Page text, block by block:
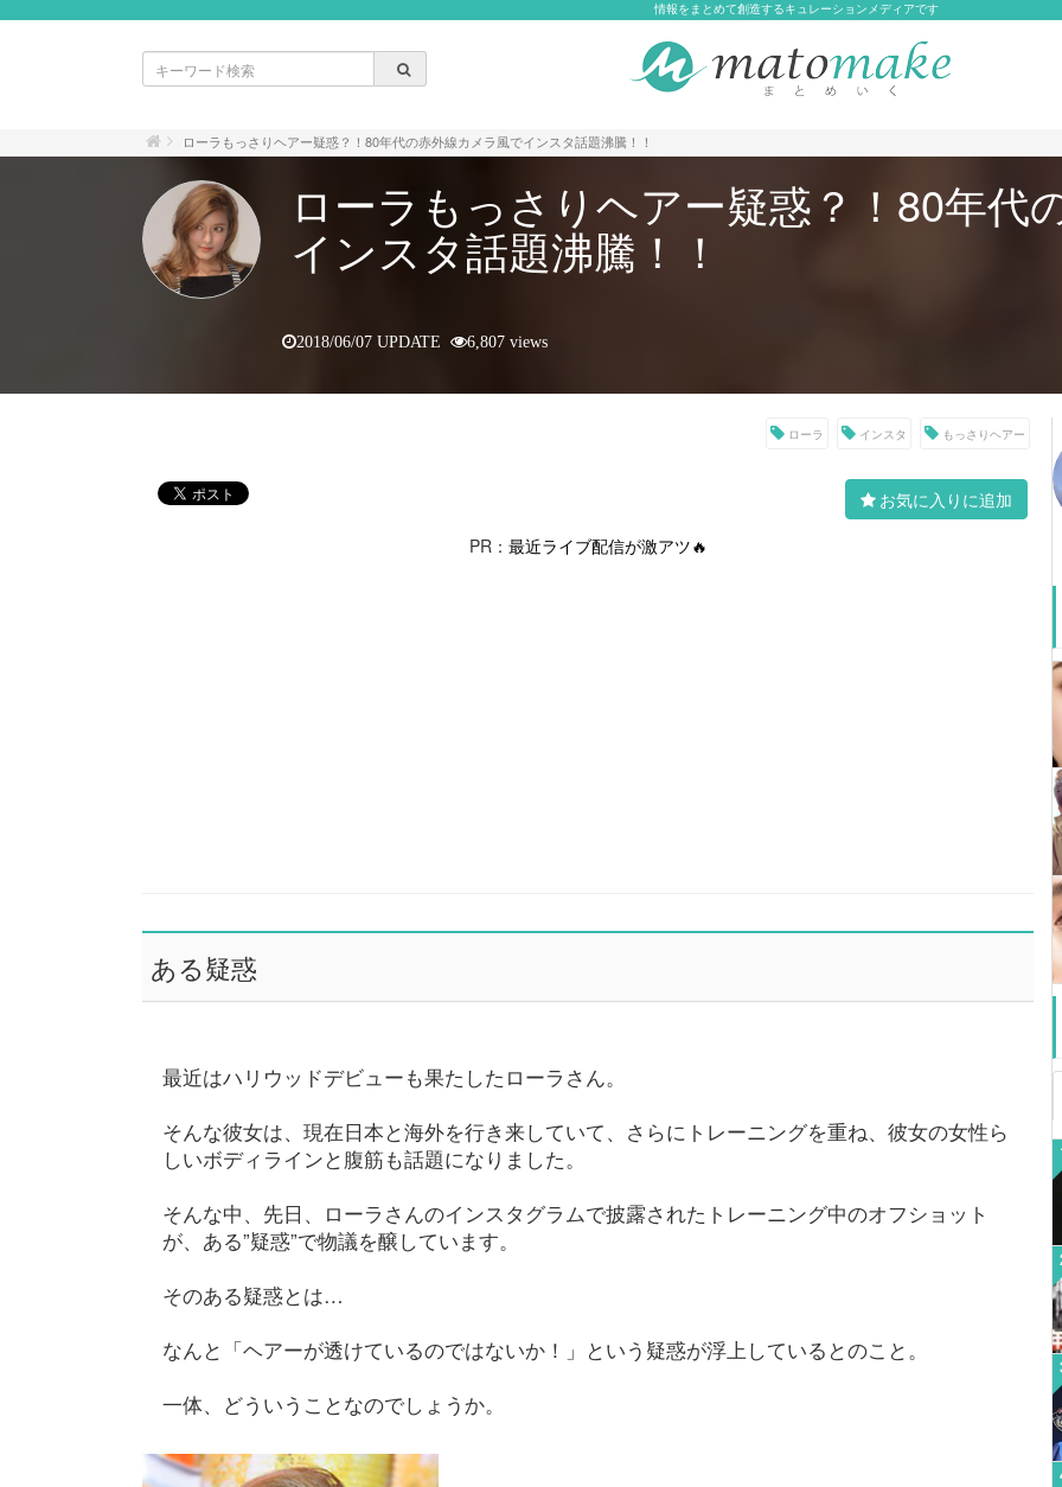
情報をまとめて創造するキュレーションメディアです
ローラもっさりヘアー疑惑？！80年代の赤外線カメラ風でインスタ話題沸騰！！
ローラもっさりヘアー疑惑？！80年代
インスタ話題沸騰！！
2018/06/07 UPDATE 6,807 views
ローラ インスタ もっさりヘアー
お気に入りに追加
PR： 最近ライブ配信が激アツ🔥
ある疑惑
最近はハリウッドデビューも果たしたローラさん。
そんな彼女は、現在日本と海外を行き来していて、さらにトレーニングを重ね、彼女の女性ら
しいボディラインと腹筋も話題になりました。
そんな中、先日、ローラさんのインスタグラムで披露されたトレーニング中のオフショット
が、ある”疑惑”で物議を醸しています。
そのある疑惑とは…
なんと「ヘアーが透けているのではないか！」という疑惑が浮上しているとのこと。
一体、どういうことなのでしょうか。